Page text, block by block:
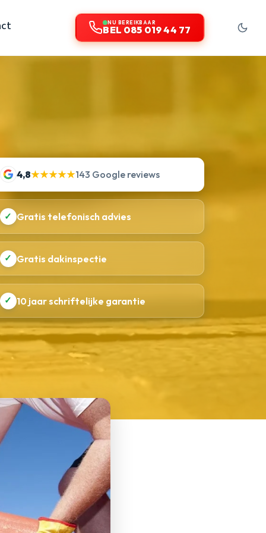
NU BEREIKBAAR
BEL 085 019 44 77
4,8★★★★★143 Google reviews
✓ Gratis telefonisch advies
✓ Gratis dakinspectie
✓ 10 jaar schriftelijke garantie